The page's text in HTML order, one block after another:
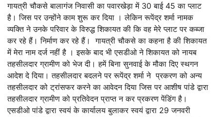
गायत्री चौकसे बालागंज निवासी का पवारखेड़ा में 30 बाई 45 का प्लाट
है। जिस पर उन्होंने काम शुरू कर दिया । लेकिन रूपेंद्र शर्मा नामक
व्यक्ति ने उनके परिवार के विरुद्ध शिकायत की कि वह मेरे प्लाट पर कब्जा
कर रहे हैं। निर्माण कर रहे हैं। गायत्री चौकसे का कहना है की शिकायत
में मेरा नाम दर्ज नहीं है । इसके बाद भी एसडीओ ने शिकायत को नायब
तहसीलदार ग्रामीण को भेज दी। हमें बिना सुनवाई के मौका दिए स्थगन
आदेश दे दिया। तहसीलदार बदलने पर रूपेंद्र शर्मा ने प्रकरण को अन्य
तहसीलदार को ट्रांसफर करने का आवेदन दिया जिस पर आशीष पांडे द्वारा
तहसीलदार ग्रामीण को प्रतिवेदन प्राप्त न कर प्रकरण पेंडिंग है।
एसडीओ पांडे द्वारा स्वयं के कार्यालय बुलाकर स्वयं द्वारा 29 जनवरी